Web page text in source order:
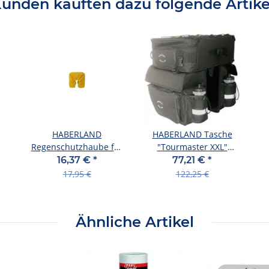
kauften dazu folgende
HABERLAND
Regenschutzhaube für
alle Dreif
16,37 € *
17,95 €
HABERLAND Tasche
"Tourmaster XXL"
Volumen: 60 l, Maße (L
x B
77,21 € *
122,25 €
Ähnliche Artikel